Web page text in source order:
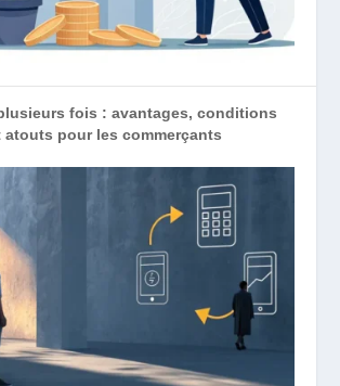
fois : avantages, conditions
atouts pour les commerçants